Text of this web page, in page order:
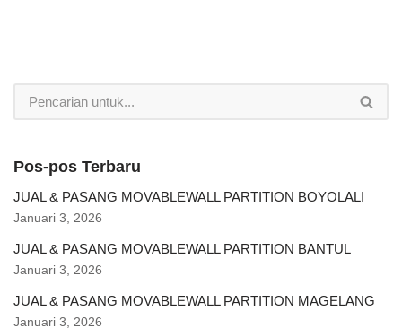
Pos-pos Terbaru
JUAL & PASANG MOVABLEWALL PARTITION BOYOLALI
Januari 3, 2026
JUAL & PASANG MOVABLEWALL PARTITION BANTUL
Januari 3, 2026
JUAL & PASANG MOVABLEWALL PARTITION MAGELANG
Januari 3, 2026